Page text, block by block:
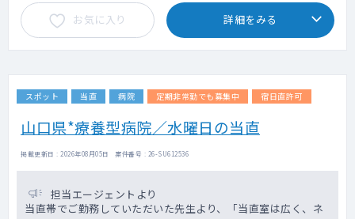
お気に入り 詳細をみる
スポット 当直 病院 定期非常勤でも募集中 宿日直許可
山口県*療養型病院／水曜日の当直
掲載更新日 : 2026年08月05日 案件番号 : 26-SU612536
担当エージェントより
当直帯でご勤務していただいた先生より、「当直室は広く、ネ